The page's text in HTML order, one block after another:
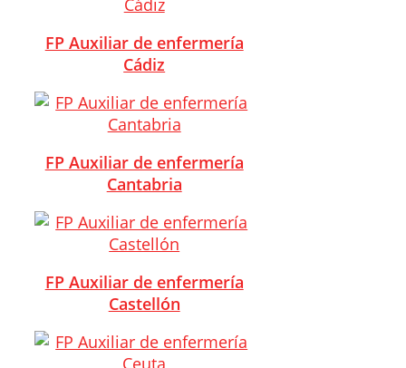
FP Auxiliar de enfermería
Cádiz
FP Auxiliar de enfermería
Cantabria
FP Auxiliar de enfermería
Castellón